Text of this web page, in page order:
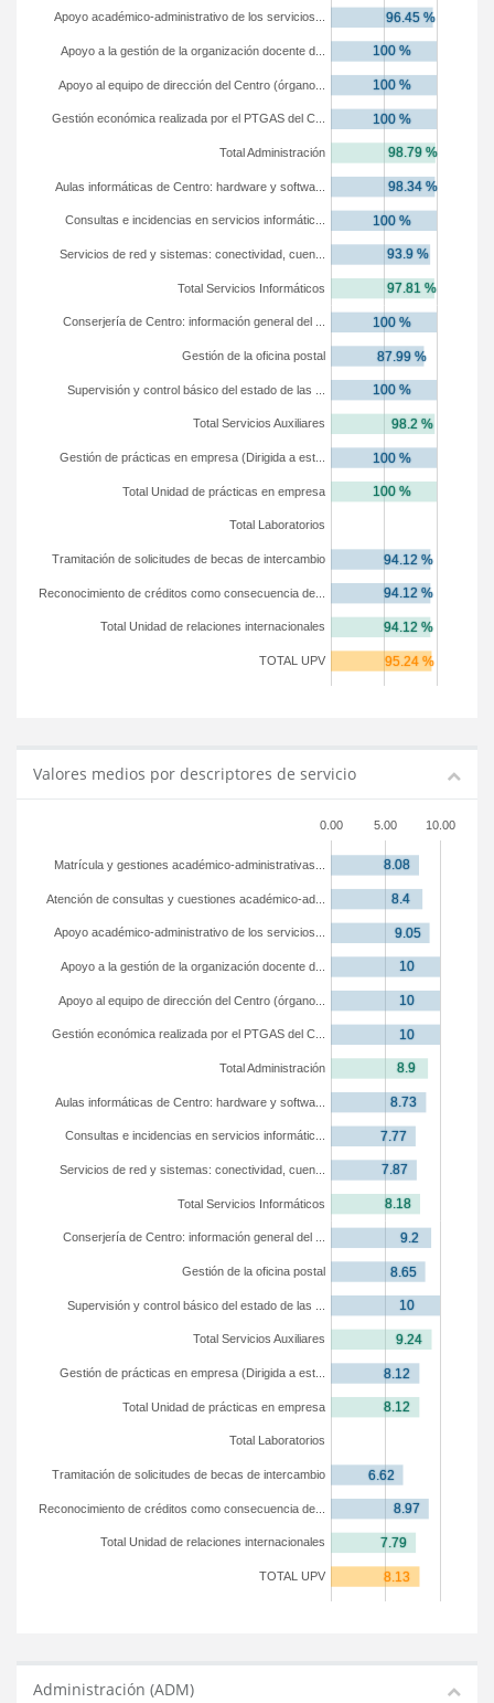
TOTAL UPV
Total Unidad de relaciones internacionales
Reconocimiento de créditos como consecuencia de...
Tramitación de solicitudes de becas de intercambio
Total Laboratorios
Total Unidad de prácticas en empresa
Gestión de prácticas en empresa (Dirigida a est...
Total Servicios Auxiliares
Supervisión y control básico del estado de las ...
Gestión de la oficina postal
Conserjería de Centro: información general del ...
Total Servicios Informáticos
Servicios de red y sistemas: conectividad, cuen...
Consultas e incidencias en servicios informátic...
Aulas informáticas de Centro: hardware y softwa...
Total Administración
Gestión económica realizada por el PTGAS del C...
Apoyo al equipo de dirección del Centro (órgano...
Apoyo a la gestión de la organización docente d...
Apoyo académico-administrativo de los servicios...
Valores medios por descriptores de servicio
0.00 5.00 10.00
TOTAL UPV
Total Unidad de relaciones internacionales
Reconocimiento de créditos como consecuencia de...
Tramitación de solicitudes de becas de intercambio
Total Laboratorios
Total Unidad de prácticas en empresa
Gestión de prácticas en empresa (Dirigida a est...
Total Servicios Auxiliares
Supervisión y control básico del estado de las ...
Gestión de la oficina postal
Conserjería de Centro: información general del ...
Total Servicios Informáticos
Servicios de red y sistemas: conectividad, cuen...
Consultas e incidencias en servicios informátic...
Aulas informáticas de Centro: hardware y softwa...
Total Administración
Gestión económica realizada por el PTGAS del C...
Apoyo al equipo de dirección del Centro (órgano...
Apoyo a la gestión de la organización docente d...
Apoyo académico-administrativo de los servicios...
Atención de consultas y cuestiones académico-ad...
Matrícula y gestiones académico-administrativas...
Administración (ADM)